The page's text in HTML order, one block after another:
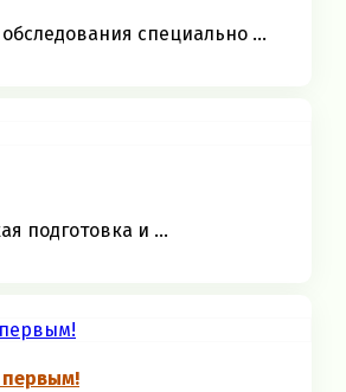
специально ...
подготовка и ...
первым!